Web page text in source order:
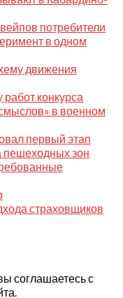
потребители
в одном
движения
конкурса
в военном
первый этап
пешеходных зон
страховщиков
соглашаетесь с